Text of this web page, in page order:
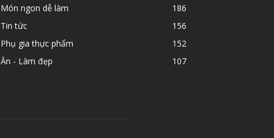
Món ngon dễ làm
186
Tin tức
156
Phụ gia thực phẩm
152
Ăn - Làm đẹp
107